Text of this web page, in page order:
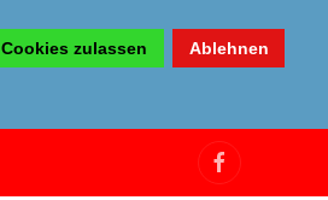
Cookies zulassen Ablehnen